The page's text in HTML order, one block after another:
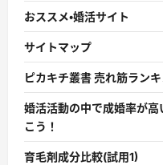
おススメ・婚活サイト
サイトマップ
ピカキチ叢書 売れ筋ラン
婚活活動の中で成婚率が
こう！
育毛剤成分比較(試用1)